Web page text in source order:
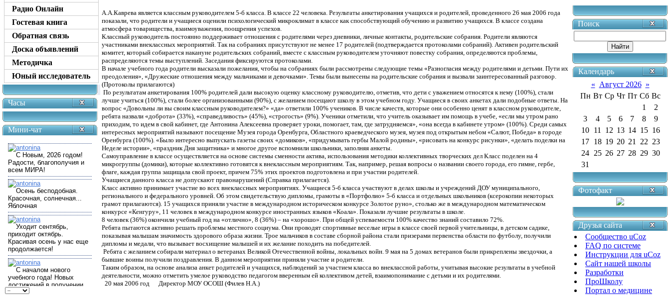
Радио Онлайн
Гостевая книга
Обратная связь
Доска объявлений
Методичка
Юный исследователь
Часы
Мини-чат
А.А.Каврева является классным руководителем 5-б класса. В классе 22 человека. Результаты анкетирования учащихся и родителей, проведенного 26 мая 2006 года
показали, что родители и учащиеся оценили психологический микроклимат в классе как способствующий обучению и развитию учащихся. В классе создана
атмосфера товарищества, взаимоуважения, поощрения успехов.
Классный руководитель постоянно поддерживает отношения с родителями через дневники, личные контакты, родительские собрания. Родители являются
участниками внеклассных мероприятий. Так на собраниях присутствуют не менее 17 родителей (подтверждается протоколами собраний). Активен родительский
комитет, который собирается накануне родительских собраний, вместе с классным руководителем уточняют повестку собрания, определяются проблемы,
распределяются темы выступлений. Заседания фиксируются протоколами.
В начале учебного года родители высказали пожелания, чтобы на собраниях были рассмотрены следующие темы «Разногласия между родителями и детьми. Пути их
преодоления», «Дружеские отношения между мальчиками и девочками». Темы были вынесены на родительские собрания и вызвали заинтересованный разговор.
(Протоколы прилагаются)
По результатам анкетирования 100% родителей дали высокую оценку классному руководителю, отметив, что дети с уважением относятся к нему (100%), стали
лучше учиться (100%), стали более организованными (90%), с желанием посещают школу в этом учебном году. Учащиеся в своих анкетах дали подобные ответы. На
вопрос «Довольны ли вы своим классным руководителем?» «да» ответили 100% учеников. В числе качеств, которые они особенно ценят в классном руководителе,
ребята назвали «доброта» (33%), «справедливость» (45%), «строгость» (9%). Ученики отметили, что учитель оказывает им помощь в учебе, «если мы утром рано
приходим, то идем в свой кабинет, где Антонина Алексеевна проверяет уроки, помогает, там, где затрудняемся», «она всегда в кабинете утром» (100%). Среди самых
интересных мероприятий называют посещение Музея города Оренбурга, Областного краеведческого музея, музея под открытым небом «Салют, Победа» в городе
Оренбурга (100%). «Было интересно выпускать газеты своих «домиков», «придумывать гербы Малой родины», «рисовать на конкурс рисунки», «делать поделки на
Неделе истории», «праздник Дня защитника» и многое другое вспомнили школьники, заполняя анкеты.
Самоуправление в классе осуществляется на основе системы сменности актива, использования методики коллективных творческих дел Класс поделен на 4
микрогруппы (домики), которые коллективно готовятся к внеклассным мероприятиям. Так, например, решая вопросы о названии своего города, его гимне, гербе,
флаге, каждая группа защищала свой проект, причем 75% этих проектов подготовлена и при участии родителей.
Учащиеся данного класса не допускают правонарушений (Справка прилагается).
Класс активно принимает участие во всех внеклассных мероприятиях. Учащиеся 5-б класса участвуют в делах школы и учреждений ДОУ муниципального,
регионального и федерального уровней. Об этом свидетельствую дипломы, грамоты в «Портфолио» 5-б класса и отдельных школьников (ксерокопии некоторых
грамот прилагаются). 15 учащихся приняли участие в международном историческом конкурсе Золотое руно», столько же в международном математическом
конкурсе «Кенгуру», 11 человек в международном конкурсе иностранных языков «Коала». Показали лучшие результаты в школе.
8 человек (36%) окончили учебный год на «отлично», 8 (36%) – на «хорошо». При общей успеваемости 100% качество знаний составило 72%.
Ребята пытаются активно решать проблемы местного социума. Они проводят спортивные веселые игры в классе своей первой учительницы, в детском садике,
показывая малышам значимость здорового образа жизни. Трое мальчиков в составе сборной района стали призерами первенства области по футболу, получили
дипломы и медали, что вызывает восхищение малышей и их желание походить на победителей.
Ребята с желанием собирали материал о ветеранах Великой Отечественной войны, локальных войн. 9 мая на 5 домах ветеранов были прикреплены звездочки, а
бывшие воины получили поздравления. В данном мероприятии приняли участие и родители.
Таким образом, на основе анализа анкет родителей и учащихся, наблюдений за участием класса во внеклассной работы, учитывая высокие результаты в учебной
деятельности, можно отметить умелое руководство педагогом вверенным ей коллективом детей, взаимопонимание с детьми и их родителями.
20 мая 2006 год Директор МОУ ОСОШ (Филев Н.А.)
Поиск
Календарь
« Август 2026 »
Пн Вт Ср Чт Пт Сб Вс
1
2
3
4 5 6 7 8
9
10 11 12 13 14 15 16
17 18 19 20 21 22 23
24 25 26 27 28 29 30
31
Фотофакт
Друзья сайта
Сообщество uCoz
FAQ по системе
Инструкции для uCoz
Сайт нашей школы
Разработки
ПроШколу
Портал о медицине